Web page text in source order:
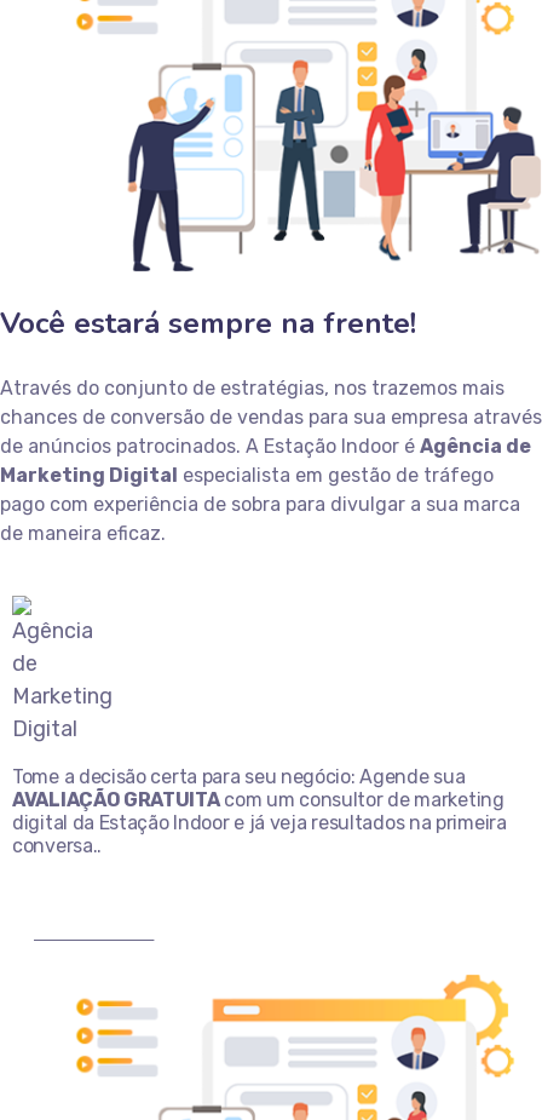
Você estará sempre na frente!
Através do conjunto de estratégias, nos trazemos mais
chances de conversão de vendas para sua empresa através
de anúncios patrocinados. A Estação Indoor é Agência de
Marketing Digital especialista em gestão de tráfego
pago com experiência de sobra para divulgar a sua marca
de maneira eficaz.
Tome a decisão certa para seu negócio: Agende sua
AVALIAÇÃO GRATUITAcom um consultor de marketing
digital da Estação Indoor e já veja resultados na primeira
conversa..